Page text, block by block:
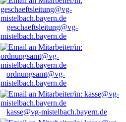
geschaeftsleitung@vg-
mistelbach.bayern.de
ordnungsamt@vg-
mistelbach.bayern.de
kasse@vg-mistelbach.bayern.de